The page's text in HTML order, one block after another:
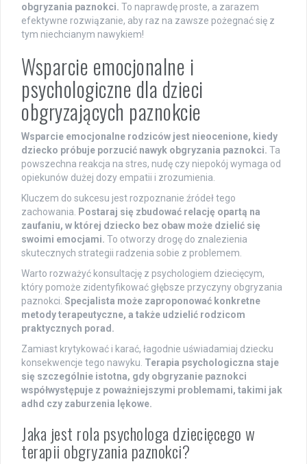
obgryzania paznokci. To naprawdę proste, a zarazem
efektywne rozwiązanie, aby raz na zawsze pożegnać się z
tym niechcianym nawykiem!
Wsparcie emocjonalne i
psychologiczne dla dzieci
obgryzających paznokcie
Wsparcie emocjonalne rodziców jest nieocenione, kiedy
dziecko próbuje porzucić nawyk obgryzania paznokci. Ta
powszechna reakcja na stres, nudę czy niepokój wymaga od
opiekunów dużej dozy empatii i zrozumienia.
Kluczem do sukcesu jest rozpoznanie źródeł tego
zachowania.
Postaraj się zbudować relację opartą na
zaufaniu, w której dziecko bez obaw może dzielić się
swoimi emocjami. To otworzy drogę do znalezienia
skutecznych strategii radzenia sobie z problemem.
Warto rozważyć konsultację z psychologiem dziecięcym,
który pomoże zidentyfikować głębsze przyczyny obgryzania
paznokci. Specjalista może zaproponować konkretne
metody terapeutyczne, a także udzielić rodzicom
praktycznych porad.
Zamiast krytykować i karać, łagodnie uświadamiaj dziecku
konsekwencje tego nawyku. Terapia psychologiczna staje
się szczególnie istotna, gdy obgryzanie paznokci
współwystępuje z poważniejszymi problemami, takimi jak
adhd czy zaburzenia lękowe.
Jaka jest rola psychologa dziecięcego w
terapii obgryzania paznokci?